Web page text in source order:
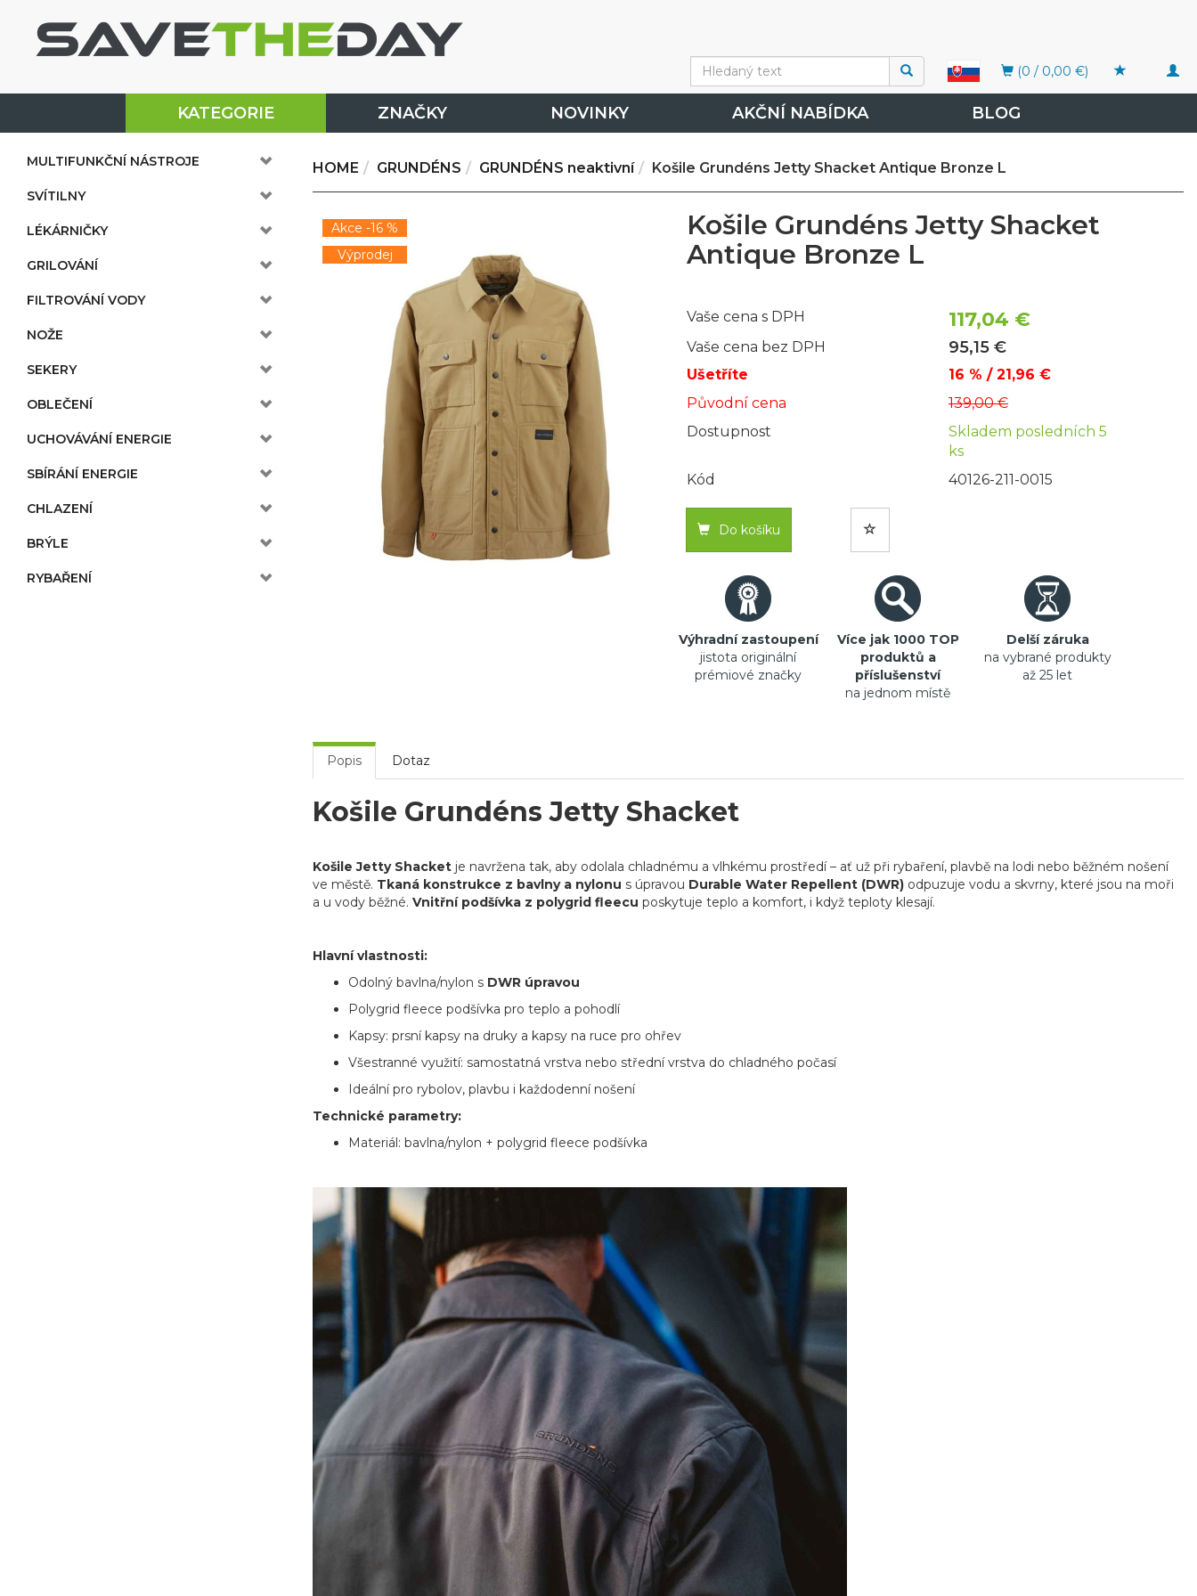
(0 / 0,00 €)
KATEGORIE ZNAČKY NOVINKY AKČNÍ NABÍDKA BLOG
MULTIFUNKČNÍ NÁSTROJE
SVÍTILNY
LÉKÁRNIČKY
GRILOVÁNÍ
FILTROVÁNÍ VODY
NOŽE
SEKERY
OBLEČENÍ
UCHOVÁVÁNÍ ENERGIE
SBÍRÁNÍ ENERGIE
CHLAZENÍ
BRÝLE
RYBAŘENÍ
HOME GRUNDÉNS GRUNDÉNS neaktivní Košile Grundéns Jetty Shacket Antique Bronze L
Akce -16 %
Výprodej
Košile Grundéns Jetty Shacket
Antique Bronze L
Vaše cena s DPH 117,04 €
Vaše cena bez DPH 95,15 €
Ušetříte
16 % / 21,96 €
Původní cena
139,00 €
Dostupnost
Skladem posledních 5
ks
Kód
40126-211-0015
Do košíku
Výhradní zastoupení
jistota originální
prémiové značky
Více jak 1000 TOP
produktů a
příslušenství
na jednom místě
Delší záruka
na vybrané produkty
až 25 let
Popis Dotaz
Košile Grundéns Jetty Shacket
Košile Jetty Shacket je navržena tak, aby odolala chladnému a vlhkému prostředí – ať už při rybaření, plavbě na lodi nebo běžném nošení
ve městě. Tkaná konstrukce z bavlny a nylonu s úpravou Durable Water Repellent (DWR) odpuzuje vodu a skvrny, které jsou na moři
a u vody běžné. Vnitřní podšívka z polygrid fleecu poskytuje teplo a komfort, i když teploty klesají.
Hlavní vlastnosti:
Odolný bavlna/nylon s DWR úpravou
Polygrid fleece podšívka pro teplo a pohodlí
Kapsy: prsní kapsy na druky a kapsy na ruce pro ohřev
Všestranné využití: samostatná vrstva nebo střední vrstva do chladného počasí
Ideální pro rybolov, plavbu i každodenní nošení
Technické parametry:
Materiál: bavlna/nylon + polygrid fleece podšívka